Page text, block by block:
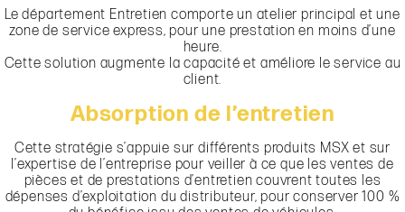
Le département Entretien comporte un atelier principal et une
zone de service express, pour une prestation en moins d’une
heure.
Cette solution augmente la capacité et améliore le service au
client.
Absorption de l’entretien
Cette stratégie s’appuie sur différents produits MSX et sur
l’expertise de l’entreprise pour veiller à ce que les ventes de
pièces et de prestations d’entretien couvrent toutes les
dépenses d’exploitation du distributeur, pour conserver 100 %